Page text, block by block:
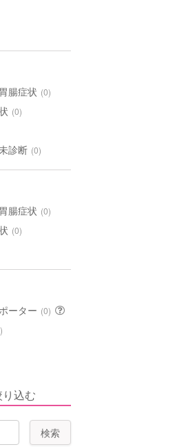
腸症状 (0)
(0)
診断 (0)
腸症状 (0)
(0)
ーター (0)
込む